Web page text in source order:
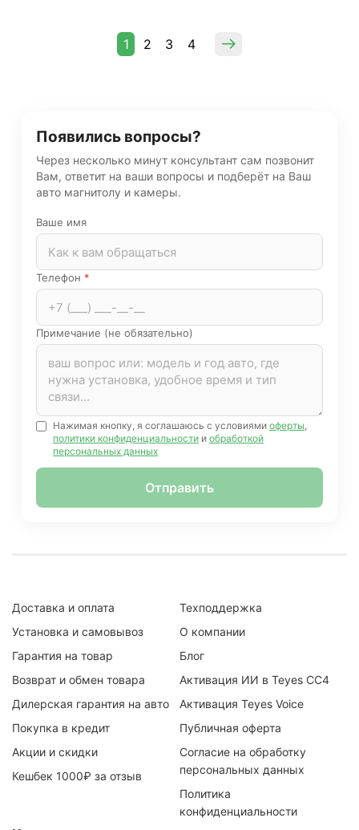
1 2 3 4
Появились вопросы?
Через несколько минут консультант сам позвонит
Вам, ответит на ваши вопросы и подберёт на Ваш
авто магнитолу и камеры.
Ваше имя
Телефон *
Примечание (не обязательно)
Нажимая кнопку, я соглашаюсь с условиями оферты,
политики конфиденциальности и обработкой
персональных данных
Отправить
Доставка и оплата
Установка и самовывоз
Гарантия на товар
Возврат и обмен товара
Дилерская гарантия на авто
Покупка в кредит
Акции и скидки
Кешбек 1000₽ за отзыв
Техподдержка
О компании
Блог
Активация ИИ в Teyes CC4
Активация Teyes Voice
Публичная оферта
Согласие на обработку
персональных данных
Политика
конфиденциальности